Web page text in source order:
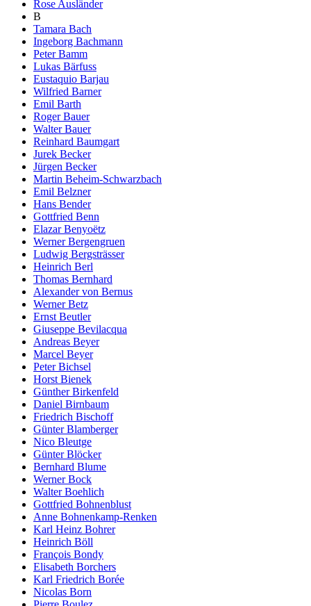
Rose Ausländer
B
Tamara Bach
Ingeborg Bachmann
Peter Bamm
Lukas Bärfuss
Eustaquio Barjau
Wilfried Barner
Emil Barth
Roger Bauer
Walter Bauer
Reinhard Baumgart
Jurek Becker
Jürgen Becker
Martin Beheim-Schwarzbach
Emil Belzner
Hans Bender
Gottfried Benn
Elazar Benyoëtz
Werner Bergengruen
Ludwig Bergsträsser
Heinrich Berl
Thomas Bernhard
Alexander von Bernus
Werner Betz
Ernst Beutler
Giuseppe Bevilacqua
Andreas Beyer
Marcel Beyer
Peter Bichsel
Horst Bienek
Günther Birkenfeld
Daniel Birnbaum
Friedrich Bischoff
Günter Blamberger
Nico Bleutge
Günter Blöcker
Bernhard Blume
Werner Bock
Walter Boehlich
Gottfried Bohnenblust
Anne Bohnenkamp-Renken
Karl Heinz Bohrer
Heinrich Böll
François Bondy
Elisabeth Borchers
Karl Friedrich Borée
Nicolas Born